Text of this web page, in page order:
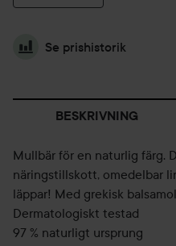
Se prishistorik
BESKRIVNING
Mullbär för en naturlig färg.
näringstillskott, omedelbar
läppar! Med grekisk
Dermatologiskt testad
97 % naturligt ursprung